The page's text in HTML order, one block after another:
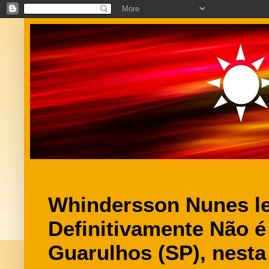
Whindersson Nunes
Definitivamente Não
Guarulhos (SP),